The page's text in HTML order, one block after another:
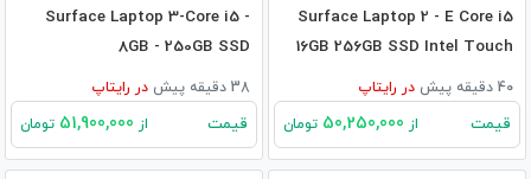
Surface Laptop 2 - E Core i5
16GB 256GB SSD Intel Touch
40 دقیقه پیش در رایتاپ
قیمت از تومان
Surface Laptop 3-Core i5 -
8GB - 250GB SSD
38 دقیقه پیش در رایتاپ
قیمت از تومان